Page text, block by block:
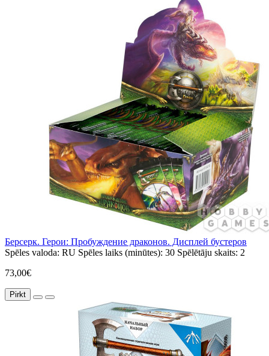
Берсерк. Герои: Пробуждение драконов. Дисплей бустеров
Spēles valoda: RU Spēles laiks (minūtes): 30 Spēlētāju skaits: 2
73,00€
Pirkt